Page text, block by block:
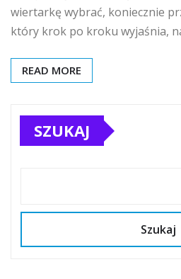
wiertarkę wybrać, koniecznie
który krok po kroku wyjaśnia,
READ MORE
SZUKAJ
Szukaj